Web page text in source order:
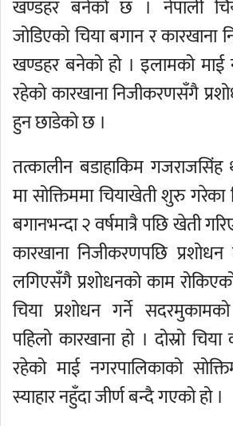
खण्डहर बनेको छ । नेपाली
जोडिएको चिया बगान र
खण्डहर बनेको हो । इलामको माई
रहेको कारखाना निजीकरणसँगै
हुन छाडेको छ ।
तत्कालीन बडाहाकिम
मा सोक्तिममा चियाखेती शुरु
बगानभन्दा २ वर्षमात्रै पछि खेती
कारखाना निजीकरणपछि
लगिएसँगै प्रशोधनको काम
चिया प्रशोधन गर्ने
पहिलो कारखाना हो । दोस्रो
रहेको माई नगरपालिकाको
स्याहार नहुँदा जीर्ण बन्दै गएको हो ।